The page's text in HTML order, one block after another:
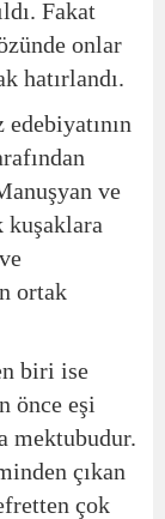
Fakat
onlar
hatırlandı.
edebiyatının
ve
kuşaklara
ortak
biri ise
önce eşi
mektubudur.
çıkan
çok